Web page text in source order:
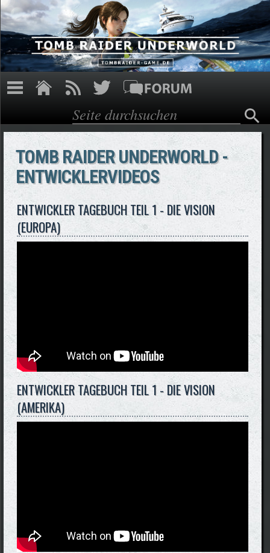
Direkt zum Inhalt
Suchformular
Suche
TOMB RAIDER UNDERWORLD -
ENTWICKLERVIDEOS
ENTWICKLER TAGEBUCH TEIL 1 - DIE VISION
(EUROPA)
ENTWICKLER TAGEBUCH TEIL 1 - DIE VISION
(AMERIKA)